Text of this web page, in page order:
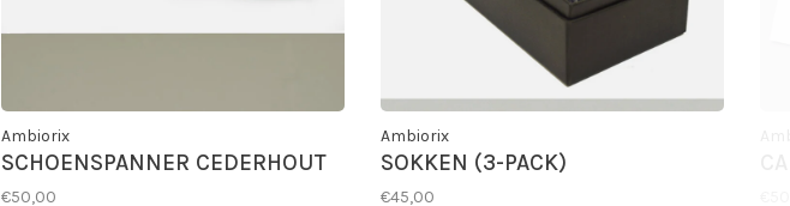
Ambiorix
SCHOENSPANNER CEDERHOUT
€50,00
Ambiorix
SOKKEN (3-PACK)
€45,00